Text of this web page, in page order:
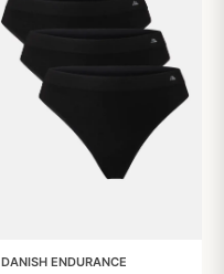
DANISH ENDURANCE